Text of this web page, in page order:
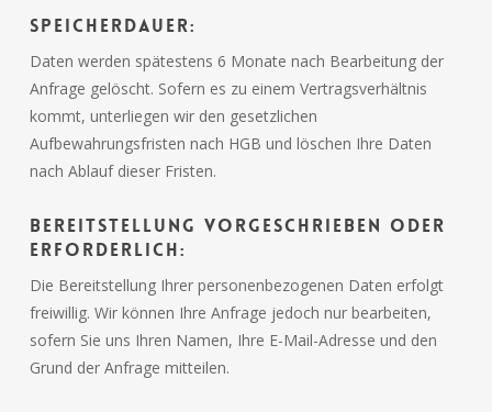
Speicherdauer:
Daten werden spätestens 6 Monate nach Bearbeitung der
Anfrage gelöscht. Sofern es zu einem Vertragsverhältnis
kommt, unterliegen wir den gesetzlichen
Aufbewahrungsfristen nach HGB und löschen Ihre Daten
nach Ablauf dieser Fristen.
Bereitstellung vorgeschrieben oder
erforderlich:
Die Bereitstellung Ihrer personenbezogenen Daten erfolgt
freiwillig. Wir können Ihre Anfrage jedoch nur bearbeiten,
sofern Sie uns Ihren Namen, Ihre E-Mail-Adresse und den
Grund der Anfrage mitteilen.